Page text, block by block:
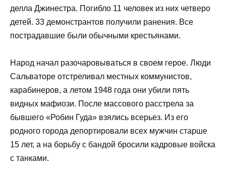
делла Джинестра. Погибло 11 человек из них четверо
детей. 33 демонстрантов получили ранения. Все
пострадавшие были обычными крестьянами.
Народ начал разочаровываться в своем герое. Люди
Сальваторе отстреливал местных коммунистов,
карабинеров, а летом 1948 года они убили пять
видных мафиози. После массового расстрела за
бывшего «Робин Гуда» взялись всерьез. Из его
родного города депортировали всех мужчин старше
15 лет, а на борьбу с бандой бросили кадровые войска
с танками.